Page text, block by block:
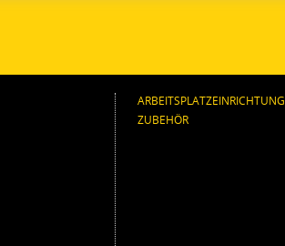
ARBEITSPLATZEINRICHTUNG
ZUBEHÖR